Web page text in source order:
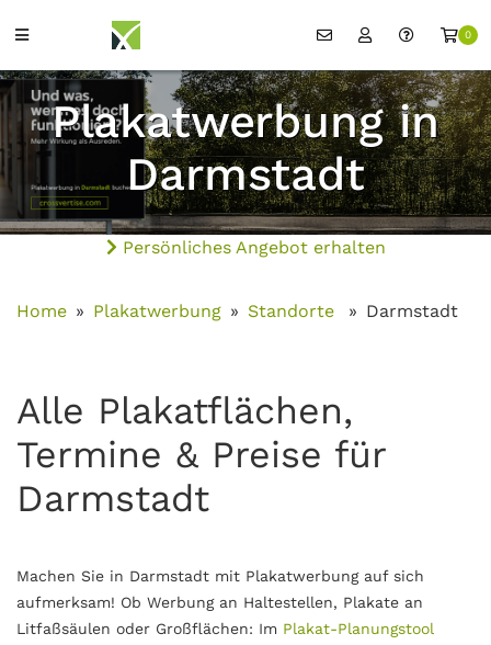
0
Plakatwerbung in
Darmstadt
Persönliches Angebot erhalten
Home Plakatwerbung Standorte Darmstadt
Alle Plakatflächen,
Termine & Preise für
Darmstadt
Machen Sie in Darmstadt mit Plakatwerbung auf sich
aufmerksam! Ob Werbung an Haltestellen, Plakate an
Litfaßsäulen oder Großflächen: Im Plakat-Planungstool